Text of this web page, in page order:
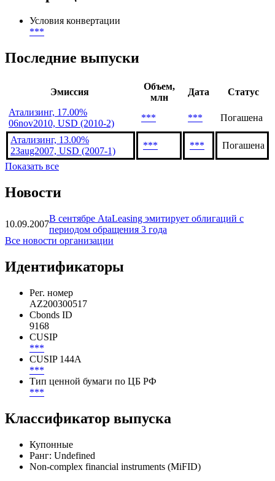
Условия конвертации
***
Последние выпуски
Эмиссия
Объем,
млн
Дата
Статус
Атализинг, 17.00%
06nov2010, USD (2010-2)
*** *** Погашена
Атализинг, 13.00%
23aug2007, USD (2007-1)
*** ***
Погашена
Показать все
Новости
10.09.2007
В сентябре AtaLeasing эмитирует облигаций с
периодом обращения 3 года
Все новости организации
Идентификаторы
Рег. номер
AZ200300517
Cbonds ID
9168
CUSIP
***
CUSIP 144A
***
Тип ценной бумаги по ЦБ РФ
***
Классификатор выпуска
Купонные
Ранг: Undefined
Non-complex financial instruments (MiFID)